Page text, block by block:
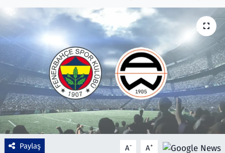
Paylaş A- A+
Çevre & Doğa
Turizm
Yerel